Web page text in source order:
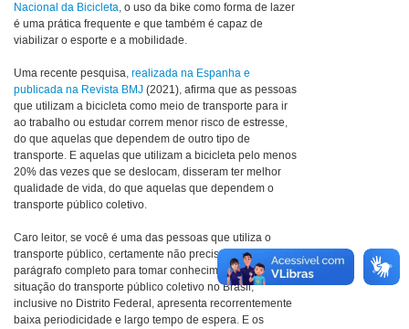
Nacional da Bicicleta, o uso da bike como forma de lazer
é uma prática frequente e que também é capaz de
viabilizar o esporte e a mobilidade.
Uma recente pesquisa, realizada na Espanha e
publicada na Revista BMJ (2021), afirma que as pessoas
que utilizam a bicicleta como meio de transporte para ir
ao trabalho ou estudar correm menor risco de estresse,
do que aquelas que dependem de outro tipo de
transporte. E aquelas que utilizam a bicicleta pelo menos
20% das vezes que se deslocam, disseram ter melhor
qualidade de vida, do que aquelas que dependem o
transporte público coletivo.
Caro leitor, se você é uma das pessoas que utiliza o
transporte público, certamente não precisará ler o
parágrafo completo para tomar conhecimento que a
situação do transporte público coletivo no Brasil,
inclusive no Distrito Federal, apresenta recorrentemente
baixa periodicidade e largo tempo de espera. E os